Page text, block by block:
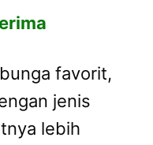
favorit,
jenis
lebih